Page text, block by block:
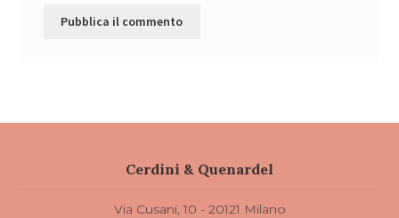
Cerdini & Quenardel
Via Cusani, 10 - 20121 Milano